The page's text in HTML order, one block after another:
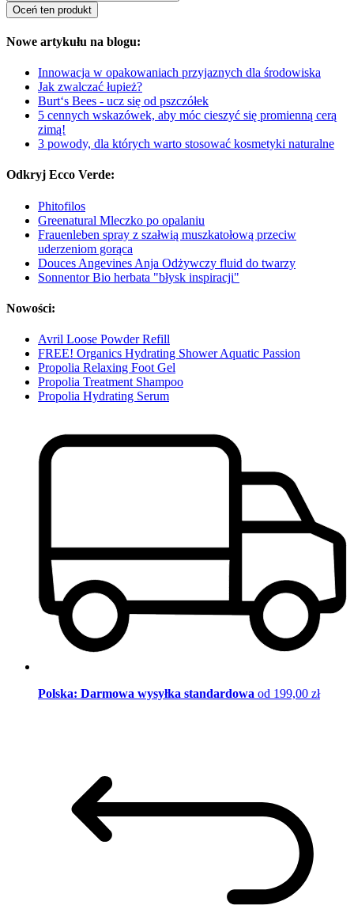
Oceń ten produkt
Nowe artykułu na blogu:
Innowacja w opakowaniach przyjaznych dla środowiska
Jak zwalczać łupież?
Burt‘s Bees - ucz się od pszczółek
5 cennych wskazówek, aby móc cieszyć się promienną cerą
zimą!
3 powody, dla których warto stosować kosmetyki naturalne
Odkryj Ecco Verde:
Phitofilos
Greenatural Mleczko po opalaniu
Frauenleben spray z szałwią muszkatołową przeciw
uderzeniom gorąca
Douces Angevines Anja Odżywczy fluid do twarzy
Sonnentor Bio herbata "błysk inspiracji"
Nowości:
Avril Loose Powder Refill
FREE! Organics Hydrating Shower Aquatic Passion
Propolia Relaxing Foot Gel
Propolia Treatment Shampoo
Propolia Hydrating Serum
Polska: Darmowa wysyłka standardowa od 199,00 zł